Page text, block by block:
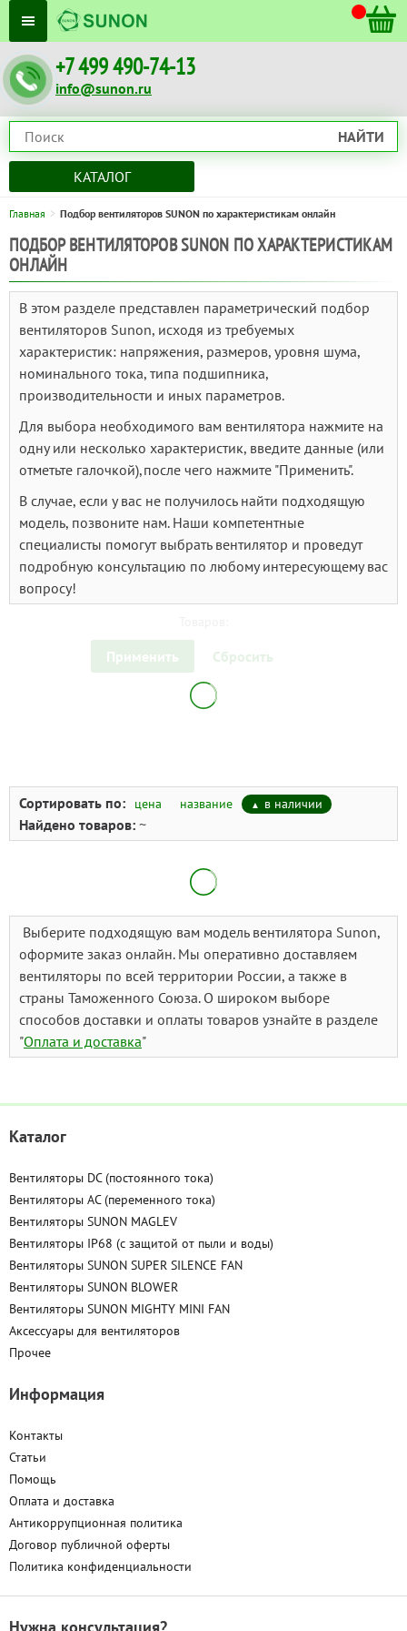
+7 499 490-74-13
info@sunon.ru
НАЙТИ
КАТАЛОГ
Главная Подбор вентиляторов SUNON по характеристикам онлайн
ПОДБОР ВЕНТИЛЯТОРОВ SUNON ПО ХАРАКТЕРИСТИКАМ
ОНЛАЙН
В этом разделе представлен параметрический подбор
вентиляторов Sunon, исходя из требуемых
характеристик: напряжения, размеров, уровня шума,
номинального тока, типа подшипника,
производительности и иных параметров.
Для выбора необходимого вам вентилятора нажмите на
одну или несколько характеристик, введите данные (или
отметьте галочкой),после чего нажмите "Применить".
В случае, если у вас не получилось найти подходящую
модель, позвоните нам. Наши компетентные
специалисты помогут выбрать вентилятор и проведут
подробную консультацию по любому интересующему вас
вопросу!
Применить Сбросить
Сортировать по: цена название в наличии
Найдено товаров: ~
Выберите подходящую вам модель вентилятора Sunon,
оформите заказ онлайн. Мы оперативно доставляем
вентиляторы по всей территории России, а также в
страны Таможенного Союза. О широком выборе
способов доставки и оплаты товаров узнайте в разделе
"Оплата и доставка"
Каталог
Вентиляторы DC (постоянного тока)
Вентиляторы AC (переменного тока)
Вентиляторы SUNON MAGLEV
Вентиляторы IP68 (c защитой от пыли и воды)
Вентиляторы SUNON SUPER SILENCE FAN
Вентиляторы SUNON BLOWER
Вентиляторы SUNON MIGHTY MINI FAN
Аксессуары для вентиляторов
Прочее
Информация
Контакты
Статьи
Помощь
Оплата и доставка
Антикоррупционная политика
Договор публичной оферты
Политика конфиденциальности